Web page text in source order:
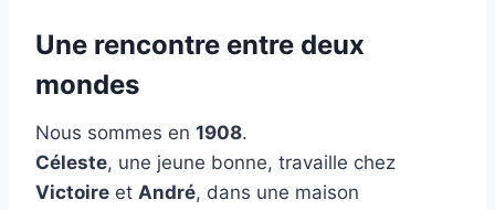
Une rencontre entre deux
mondes
Nous sommes en 1908.
Céleste, une jeune bonne, travaille chez
Victoire et André, dans une maison